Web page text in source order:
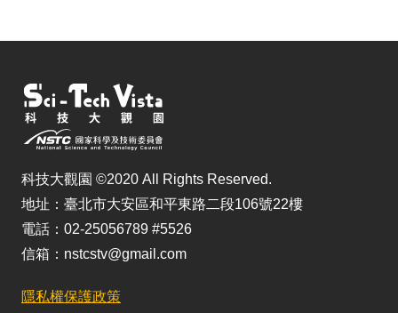
科技大觀園 ©2020 All Rights Reserved.
地址：臺北市大安區和平東路二段106號22樓
電話：02-25056789 #5526
信箱：nstcstv@gmail.com
隱私權保護政策